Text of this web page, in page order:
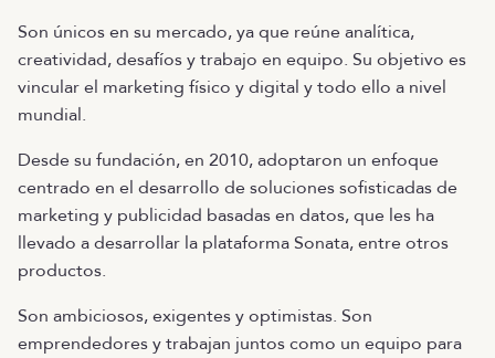
Son únicos en su mercado, ya que reúne analítica,
creatividad, desafíos y trabajo en equipo. Su objetivo es
vincular el marketing físico y digital y todo ello a nivel
mundial.
Desde su fundación, en 2010, adoptaron un enfoque
centrado en el desarrollo de soluciones sofisticadas de
marketing y publicidad basadas en datos, que les ha
llevado a desarrollar la plataforma Sonata, entre otros
productos.
Son ambiciosos, exigentes y optimistas. Son
emprendedores y trabajan juntos como un equipo para